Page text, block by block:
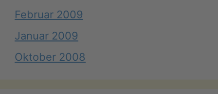
Februar 2009
Januar 2009
Oktober 2008